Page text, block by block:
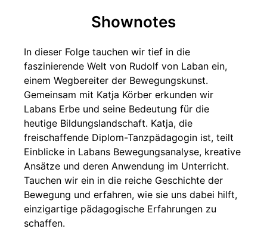
Shownotes
In dieser Folge tauchen wir tief in die
faszinierende Welt von Rudolf von Laban ein,
einem Wegbereiter der Bewegungskunst.
Gemeinsam mit Katja Körber erkunden wir
Labans Erbe und seine Bedeutung für die
heutige Bildungslandschaft. Katja, die
freischaffende Diplom-Tanzpädagogin ist, teilt
Einblicke in Labans Bewegungsanalyse, kreative
Ansätze und deren Anwendung im Unterricht.
Tauchen wir ein in die reiche Geschichte der
Bewegung und erfahren, wie sie uns dabei hilft,
einzigartige pädagogische Erfahrungen zu
schaffen.